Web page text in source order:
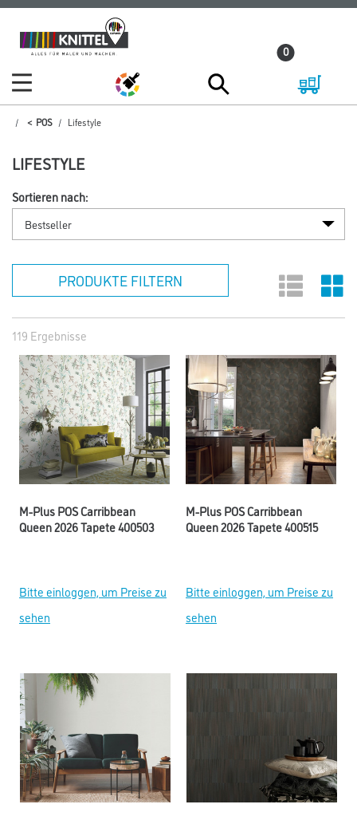
Zum
Inhalt
Zum
Navigationsmenü
0
POS Lifestyle
LIFESTYLE
Sortieren nach:
PRODUKTE FILTERN
119 Ergebnisse
M-Plus POS Carribbean
Queen 2026 Tapete 400503
Bitte einloggen, um Preise zu
sehen
M-Plus POS Carribbean
Queen 2026 Tapete 400515
Bitte einloggen, um Preise zu
sehen